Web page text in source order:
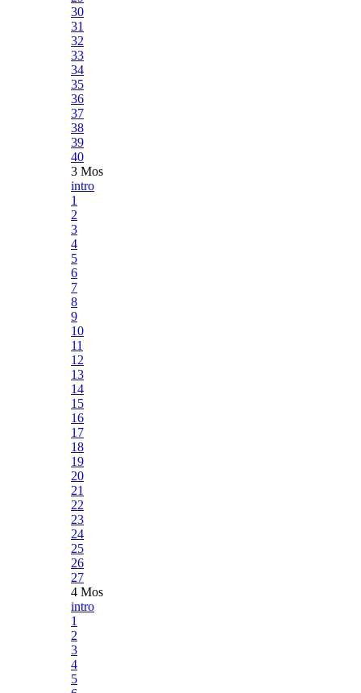
30
31
32
33
34
35
36
37
38
39
40
3 Mos
intro
1
2
3
4
5
6
7
8
9
10
11
12
13
14
15
16
17
18
19
20
21
22
23
24
25
26
27
4 Mos
intro
1
2
3
4
5